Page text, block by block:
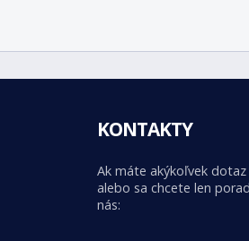
KONTAKTY
Ak máte akýkoľvek
alebo sa chcete len
nás: